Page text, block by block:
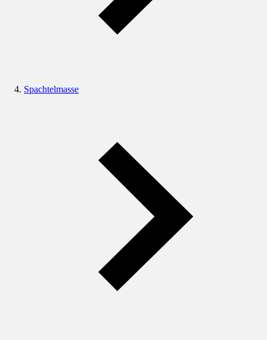
Spachtelmasse